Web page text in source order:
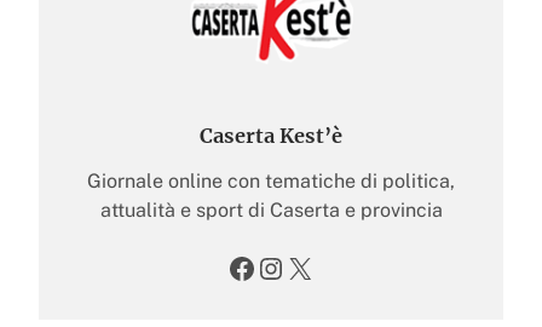
Caserta Kest’è
Giornale online con tematiche di politica,
attualità e sport di Caserta e provincia
Facebook Instagram X